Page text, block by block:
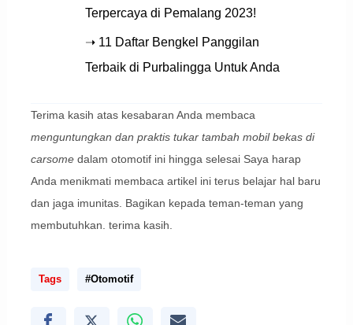
Terpercaya di Pemalang 2023!
➝ 11 Daftar Bengkel Panggilan
Terbaik di Purbalingga Untuk Anda
Terima kasih atas kesabaran Anda membaca
menguntungkan dan praktis tukar tambah mobil bekas di
carsomedalam otomotif ini hingga selesai Saya harap
Anda menikmati membaca artikel ini terus belajar hal baru
dan jaga imunitas. Bagikan kepada teman-teman yang
membutuhkan. terima kasih.
Tags #Otomotif